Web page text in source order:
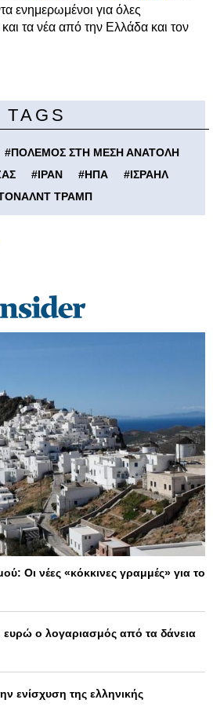
ενημερωμένοι για όλες
και τα νέα από την Ελλάδα και τον
TAGS
#ΠΟΛΕΜΟΣ ΣΤΗ ΜΕΣΗ ΑΝΑΤΟΛΗ
#ΙΡΑΝ #ΗΠΑ #ΙΣΡΑΗΛ
ΤΡΑΜΠ
Οι νέες «κόκκινες γραμμές» για το
ευρώ ο λογαριασμός από τα δάνεια
ενίσχυση της ελληνικής